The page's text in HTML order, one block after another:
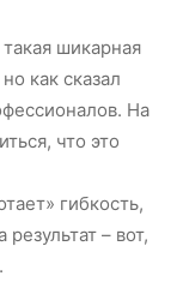
шикарная
как сказал
На
что это
гибкость,
– вот,